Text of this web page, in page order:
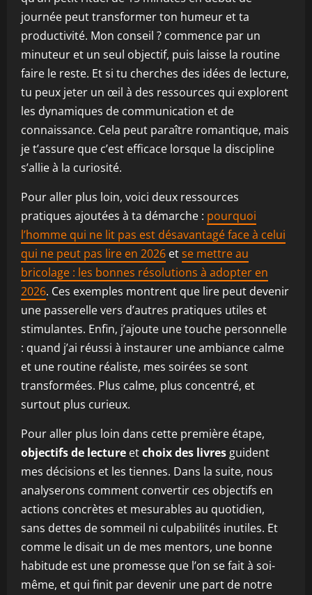
journée peut transformer ton humeur et ta
productivité. Mon conseil ? commence par un
minuteur et un seul objectif, puis laisse la routine
faire le reste. Et si tu cherches des idées de lecture,
tu peux jeter un œil à des ressources qui explorent
les dynamiques de communication et de
connaissance. Cela peut paraître romantique, mais
je t’assure que c’est efficace lorsque la discipline
s’allie à la curiosité.
Pour aller plus loin, voici deux ressources
pratiques ajoutées à ta démarche : pourquoi
l’homme qui ne lit pas est désavantagé face à celui
qui ne peut pas lire en 2026 etse mettre au
bricolage : les bonnes résolutions à adopter en
2026. Ces exemples montrent que lire peut devenir
une passerelle vers d’autres pratiques utiles et
stimulantes. Enfin, j’ajoute une touche personnelle
: quand j’ai réussi à instaurer une ambiance calme
et une routine réaliste, mes soirées se sont
transformées. Plus calme, plus concentré, et
surtout plus curieux.
Pour aller plus loin dans cette première étape,
objectifs de lecture etchoix des livres guident
mes décisions et les tiennes. Dans la suite, nous
analyserons comment convertir ces objectifs en
actions concrètes et mesurables au quotidien,
sans dettes de sommeil ni culpabilités inutiles. Et
comme le disait un de mes mentors, une bonne
habitude est une promesse que l’on se fait à soi-
même, et qui finit par devenir une part de notre